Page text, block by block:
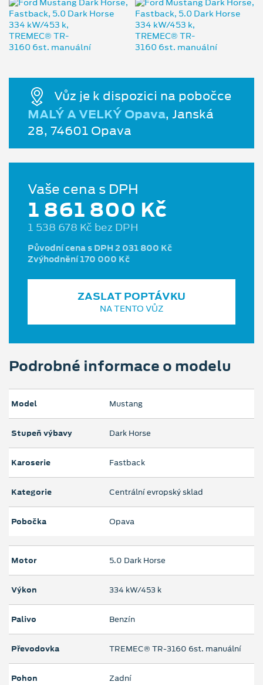
Vůz je k dispozici na pobočce
MALÝ A VELKÝ Opava, Janská
28, 74601 Opava
Vaše cena s DPH
1 861 800 Kč
1 538 678 Kč bez DPH
Původní cena s DPH 2 031 800 Kč
Zvýhodnění 170 000 Kč
ZASLAT POPTÁVKU
NA TENTO VŮZ
Podrobné informace o modelu
Model Mustang
Stupeň výbavy Dark Horse
Karoserie Fastback
Kategorie Centrální evropský sklad
Pobočka Opava
Motor 5.0 Dark Horse
Výkon 334 kW/453 k
Palivo Benzín
Převodovka TREMEC® TR-3160 6st. manuální
Pohon Zadní